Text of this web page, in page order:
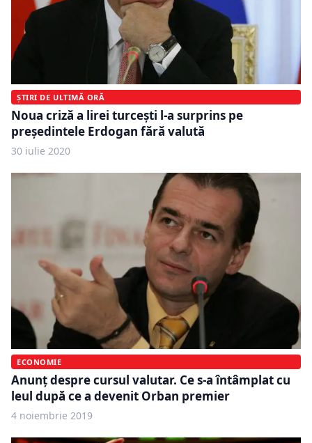
ȘTIRI DE ULTIMĂ ORĂ
Noua criză a lirei turceşti l-a surprins pe
preşedintele Erdogan fără valută
30 iulie 2020
ECONOMIE
Anunț despre cursul valutar. Ce s-a întâmplat cu
leul după ce a devenit Orban premier
4 noiembrie 2019